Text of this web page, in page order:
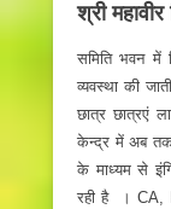
श्री
समिति भवन में
व्यवस्था की
छात्र छात्रएं
केन्द्र में अब
के माध्यम से
रही है । CA,